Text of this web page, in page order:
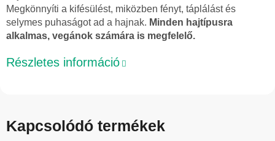
Megkönnyíti a kifésülést, miközben fényt, táplálást és
selymes puhaságot ad a hajnak. Minden hajtípusra
alkalmas, vegánok számára is megfelelő.
Részletes információ
Kapcsolódó termékek